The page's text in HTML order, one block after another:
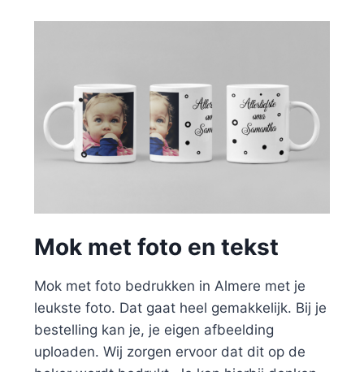
Mok met foto en tekst
Mok met foto bedrukken in Almere met je
leukste foto. Dat gaat heel gemakkelijk. Bij je
bestelling kan je, je eigen afbeelding
uploaden. Wij zorgen ervoor dat dit op de